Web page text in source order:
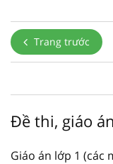
Trang trước
Đề thi, giáo
Giáo án lớp 1 (các